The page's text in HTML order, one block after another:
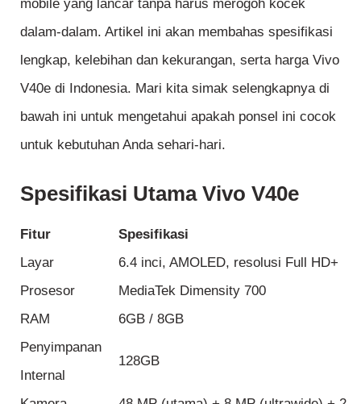
mobile yang lancar tanpa harus merogoh kocek
dalam-dalam. Artikel ini akan membahas spesifikasi
lengkap, kelebihan dan kekurangan, serta harga Vivo
V40e di Indonesia. Mari kita simak selengkapnya di
bawah ini untuk mengetahui apakah ponsel ini cocok
untuk kebutuhan Anda sehari-hari.
Spesifikasi Utama Vivo V40e
Fitur
Spesifikasi
Layar
6.4 inci, AMOLED, resolusi Full HD+
Prosesor
MediaTek Dimensity 700
RAM
6GB / 8GB
Penyimpanan
Internal
128GB